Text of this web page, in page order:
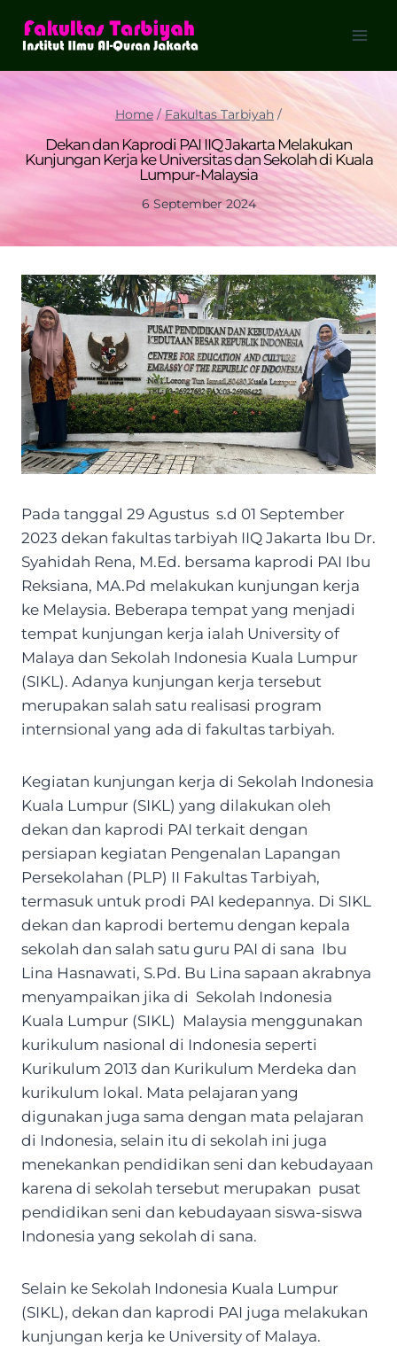
Home / Fakultas Tarbiyah /
Dekan dan Kaprodi PAI IIQ Jakarta Melakukan
Kunjungan Kerja ke Universitas dan Sekolah di Kuala
Lumpur-Malaysia
6 September 2024
Pada tanggal 29 Agustus s.d 01 September
2023 dekan fakultas tarbiyah IIQ Jakarta Ibu Dr.
Syahidah Rena, M.Ed. bersama kaprodi PAI Ibu
Reksiana, MA.Pd melakukan kunjungan kerja
ke Melaysia. Beberapa tempat yang menjadi
tempat kunjungan kerja ialah University of
Malaya dan Sekolah Indonesia Kuala Lumpur
(SIKL). Adanya kunjungan kerja tersebut
merupakan salah satu realisasi program
internsional yang ada di fakultas tarbiyah.
Kegiatan kunjungan kerja di Sekolah Indonesia
Kuala Lumpur (SIKL) yang dilakukan oleh
dekan dan kaprodi PAI terkait dengan
persiapan kegiatan Pengenalan Lapangan
Persekolahan (PLP) II Fakultas Tarbiyah,
termasuk untuk prodi PAI kedepannya. Di SIKL
dekan dan kaprodi bertemu dengan kepala
sekolah dan salah satu guru PAI di sana Ibu
Lina Hasnawati, S.Pd. Bu Lina sapaan akrabnya
menyampaikan jika di Sekolah Indonesia
Kuala Lumpur (SIKL) Malaysia menggunakan
kurikulum nasional di Indonesia seperti
Kurikulum 2013 dan Kurikulum Merdeka dan
kurikulum lokal. Mata pelajaran yang
digunakan juga sama dengan mata pelajaran
di Indonesia, selain itu di sekolah ini juga
menekankan pendidikan seni dan kebudayaan
karena di sekolah tersebut merupakan pusat
pendidikan seni dan kebudayaan siswa-siswa
Indonesia yang sekolah di sana.
Selain ke Sekolah Indonesia Kuala Lumpur
(SIKL), dekan dan kaprodi PAI juga melakukan
kunjungan kerja ke University of Malaya.